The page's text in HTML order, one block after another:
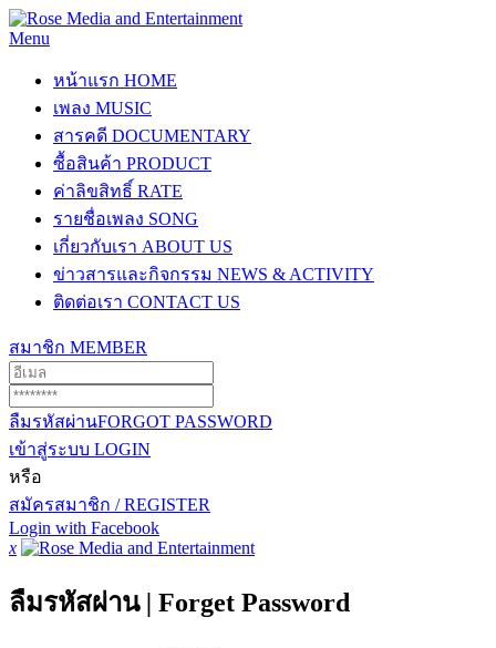
Menu
หน้าแรก HOME
เพลง MUSIC
สารคดี DOCUMENTARY
ซื้อสินค้า PRODUCT
ค่าลิขสิทธิ์ RATE
รายชื่อเพลง SONG
เกี่ยวกับเรา ABOUT US
ข่าวสารและกิจกรรม NEWS & ACTIVITY
ติดต่อเรา CONTACT US
สมาชิก MEMBER
ลืมรหัสผ่านFORGOT PASSWORD
เข้าสู่ระบบ LOGIN
หรือ
สมัครสมาชิก / REGISTER
Login with Facebook
x
ลืมรหัสผ่าน | Forget Password